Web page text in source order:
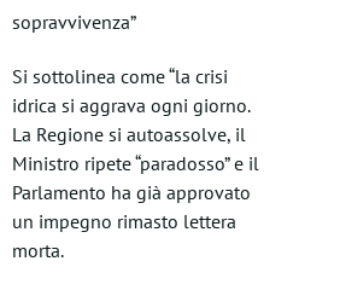
sopravvivenza”
Si sottolinea come “la crisi
idrica si aggrava ogni giorno.
La Regione si autoassolve, il
Ministro ripete “paradosso” e il
Parlamento ha già approvato
un impegno rimasto lettera
morta.